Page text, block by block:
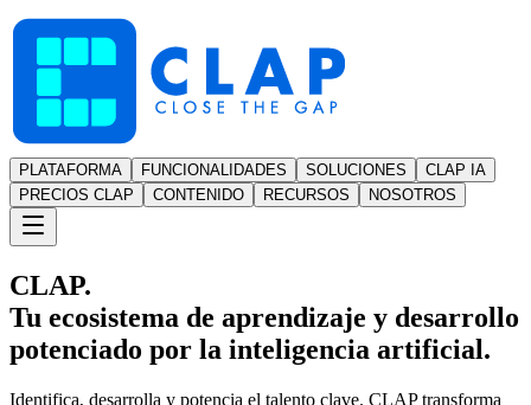
PLATAFORMA FUNCIONALIDADES SOLUCIONES
CLAP IA
PRECIOS CLAP
CONTENIDO RECURSOS NOSOTROS
CLAP.
Tu ecosistema de aprendizaje y desarrollo
potenciado por la inteligencia artificial.
Identifica, desarrolla y potencia el talento clave. CLAP transforma